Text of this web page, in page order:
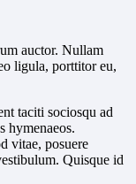
auctor. Nullam
ligula, porttitor eu,
taciti sociosqu ad
hymenaeos.
vitae, posuere
Quisque id